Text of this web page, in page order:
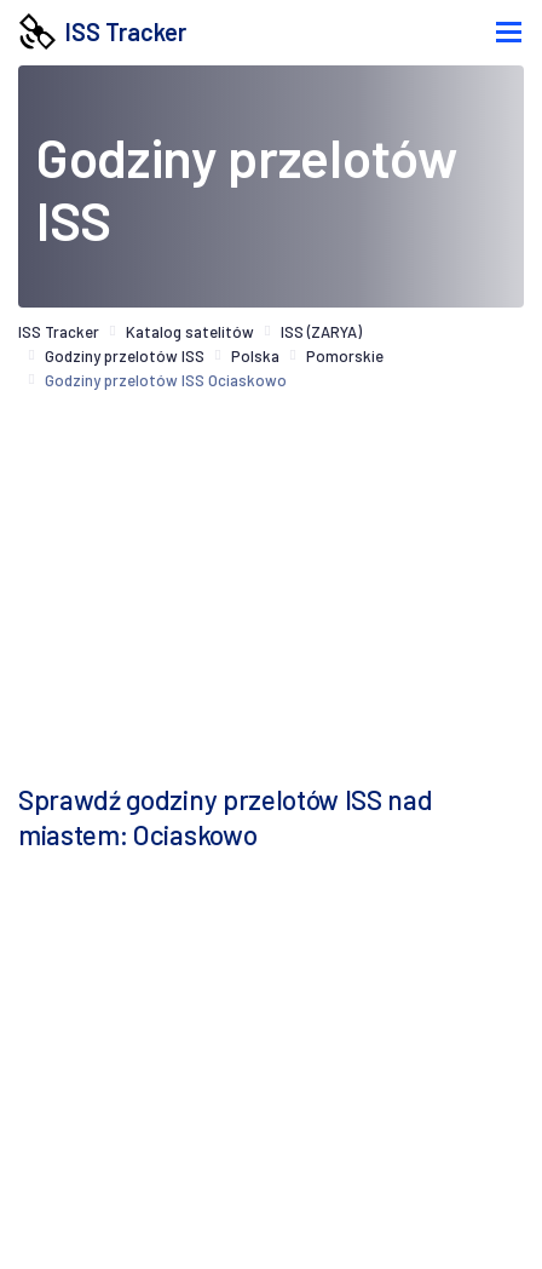
ISS Tracker
Godziny przelotów
ISS
ISS Tracker Katalog satelitów
ISS (ZARYA)
Godziny przelotów ISS
Polska
Pomorskie
Godziny przelotów ISS Ociaskowo
Sprawdź godziny przelotów ISS nad
miastem: Ociaskowo